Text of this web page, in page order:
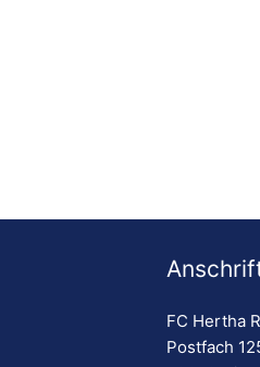
FC Hertha
Postfach